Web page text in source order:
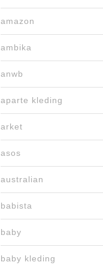
amazon
ambika
anwb
aparte kleding
arket
asos
australian
babista
baby
baby kleding